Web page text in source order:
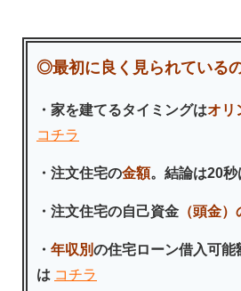
◎最初に良く見られている
・家を建てるタイミングはオリ
コチラ
・注文住宅の金額。結論は20秒
・注文住宅の自己資金 （頭金
・ 年収別の住宅ローン借入可能
は コチラ